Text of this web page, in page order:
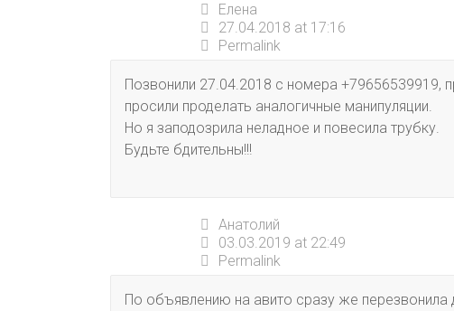
Елена
27.04.2018 at 17:16
Permalink
Позвонили 27.04.2018 с номера +79656539919,
просили проделать аналогичные манипуляции.
Но я заподозрила неладное и повесила трубку.
Будьте бдительны!!!
Aнатолий
03.03.2019 at 22:49
Permalink
По объявлению на авито сразу же